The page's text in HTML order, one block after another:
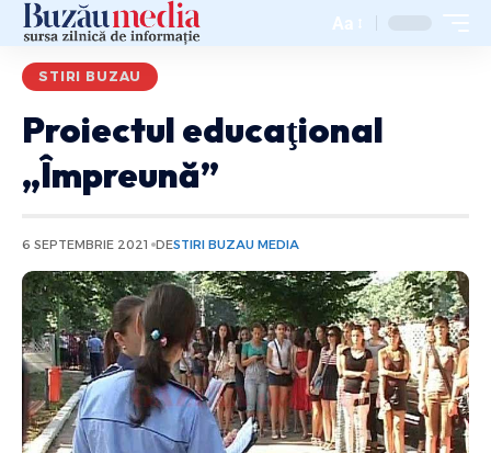
Aa
STIRI BUZAU
Proiectul educaţional
„Împreună”
6 SEPTEMBRIE 2021 DESTIRI BUZAU MEDIA